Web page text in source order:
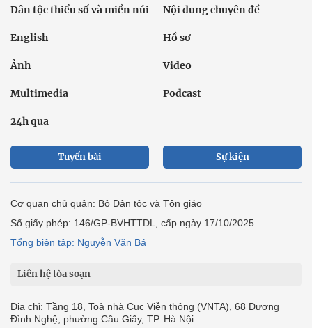
Dân tộc thiểu số và miền núi Nội dung chuyên đề
English Hồ sơ
Ảnh Video
Multimedia Podcast
24h qua
Tuyến bài Sự kiện
Cơ quan chủ quản: Bộ Dân tộc và Tôn giáo
Số giấy phép: 146/GP-BVHTTDL, cấp ngày 17/10/2025
Tổng biên tập: Nguyễn Văn Bá
Liên hệ tòa soạn
Địa chỉ: Tầng 18, Toà nhà Cục Viễn thông (VNTA), 68 Dương
Đình Nghệ, phường Cầu Giấy, TP. Hà Nội.